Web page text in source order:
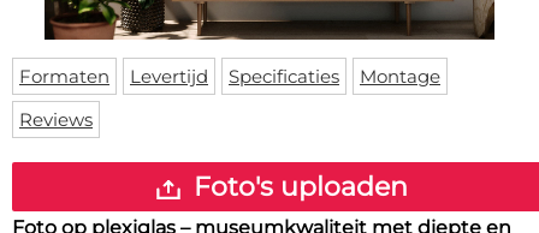
Deurmat
Vloermat
Skateboard deck
Over ons
Levertijden
Inloggen
WhatsApp
Formaten Levertijd Specificaties
Montage
Reviews
Foto's uploaden
Foto op plexiglas – museumkwaliteit met diepte en